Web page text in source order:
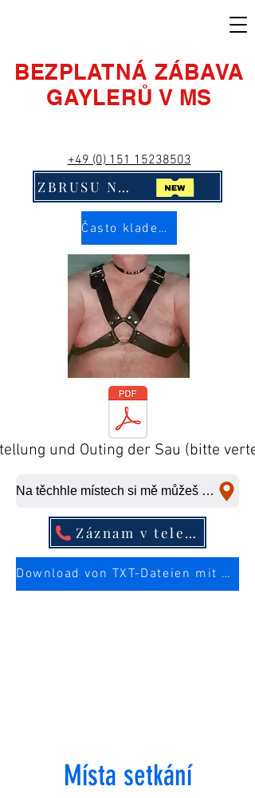
BEZPLATNÁ ZÁBAVA
GAYLERŮ V MS
+49 (0) 151 15238503
ZBRUSU NOVÉ! Klikni na mě!!
Často kladené otázky
und Outing der Sau (bitte
Na těchhle místech si mě můžeš ošukat na rychlo.
Záznam v telefonním seznamu
Download von TXT-Dateien mit mehr Infos über die Sau
Místa setkání